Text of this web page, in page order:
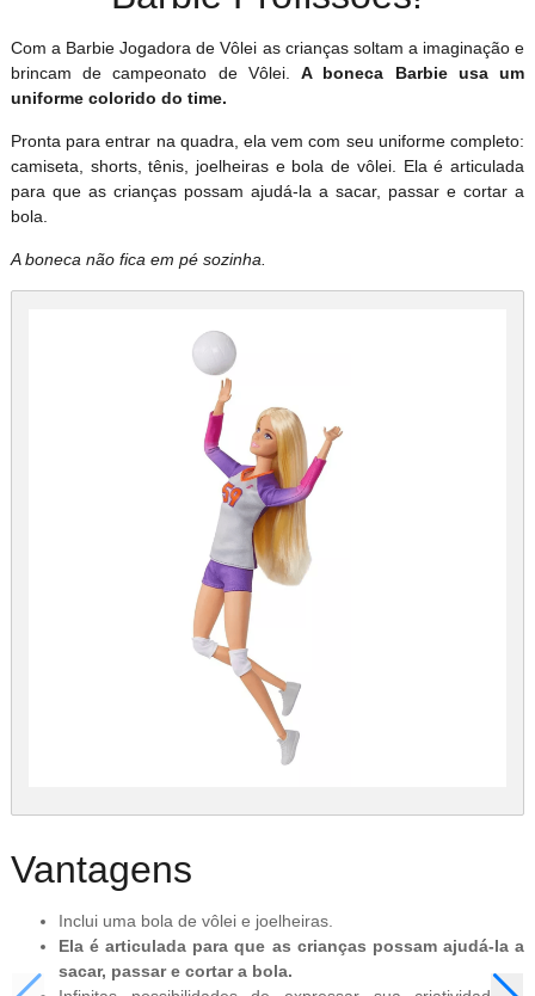
Com a Barbie Jogadora de Vôlei as crianças soltam a imaginação e
brincam de campeonato de Vôlei.
A boneca Barbie usa um
uniforme colorido do time.
Pronta para entrar na quadra, ela vem com seu uniforme completo:
camiseta, shorts, tênis, joelheiras e bola de vôlei. Ela é articulada
para que as crianças possam ajudá-la a sacar, passar e cortar a
bola.
A boneca não fica em pé sozinha.
Vantagens
Inclui uma bola de vôlei e joelheiras.
Ela é articulada para que as crianças possam ajudá-la a
sacar, passar e cortar a bola.